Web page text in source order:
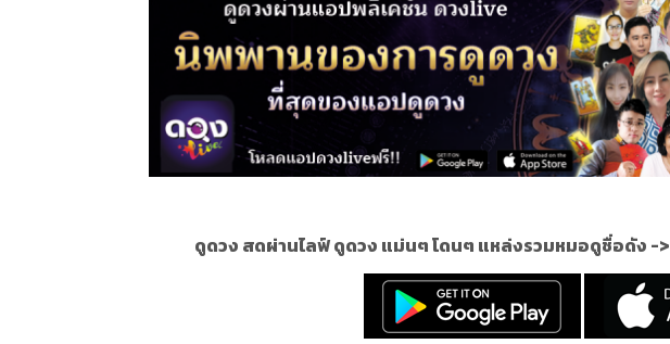
ดูดวง สดผ่านไลฟ์ ดูดวง แม่นๆ โดนๆ แหล่งรวมหมอดูชื่อดัง ->